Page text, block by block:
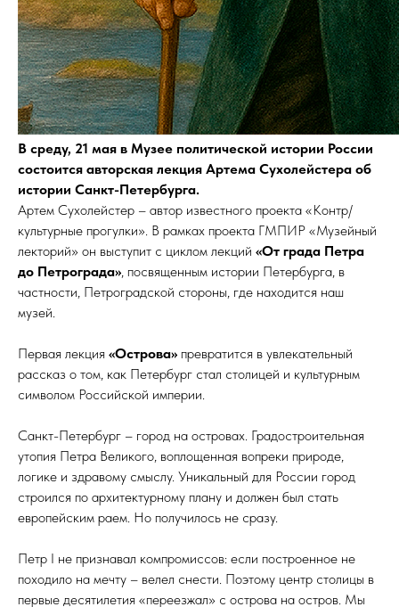
В среду, 21 мая в Музее политической истории России
состоится авторская лекция Артема Сухолейстера об
истории Санкт-Петербурга.
Артем Сухолейстер – автор известного проекта «Контр/
культурные прогулки». В рамках проекта ГМПИР «Музейный
лекторий» он выступит с циклом лекций «От града Петра
до Петрограда», посвященным истории Петербурга, в
частности, Петроградской стороны, где находится наш
музей.
Первая лекция «Острова» превратится в увлекательный
рассказ о том, как Петербург стал столицей и культурным
символом Российской империи.
Санкт-Петербург – город на островах. Градостроительная
утопия Петра Великого, воплощенная вопреки природе,
логике и здравому смыслу. Уникальный для России город
строился по архитектурному плану и должен был стать
европейским раем. Но получилось не сразу.
Петр I не признавал компромиссов: если построенное не
походило на мечту – велел снести. Поэтому центр столицы в
первые десятилетия «переезжал» с острова на остров. Мы